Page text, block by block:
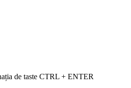
de taste CTRL + ENTER